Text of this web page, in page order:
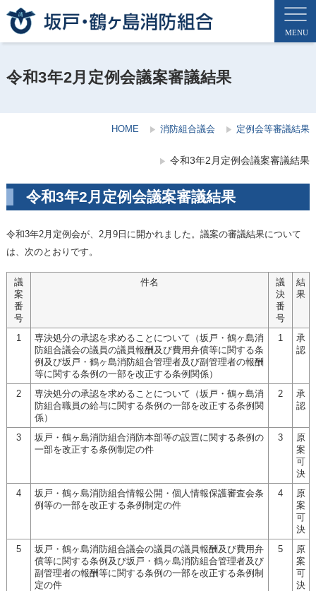
令和3年2月定例会議案審議結果
HOME 消防組合議会 定例会等審議結果
令和3年2月定例会議案審議結果
令和3年2月定例会議案審議結果
令和3年2月定例会が、2月9日に開かれました。議案の審議結果について
は、次のとおりです。
議
案
番
号
件名
議
決
番
号
結
果
1
専決処分の承認を求めることについて（坂戸・鶴ヶ島消
防組合議会の議員の議員報酬及び費用弁償等に関する条
例及び坂戸・鶴ヶ島消防組合管理者及び副管理者の報酬
等に関する条例の一部を改正する条例関係）
1
承
認
2
専決処分の承認を求めることについて（坂戸・鶴ヶ島消
防組合職員の給与に関する条例の一部を改正する条例関
係）
2
承
認
3
坂戸・鶴ヶ島消防組合消防本部等の設置に関する条例の
一部を改正する条例制定の件
3
原
案
可
決
4
坂戸・鶴ヶ島消防組合情報公開・個人情報保護審査会条
例等の一部を改正する条例制定の件
4
原
案
可
決
5
坂戸・鶴ヶ島消防組合議会の議員の議員報酬及び費用弁
償等に関する条例及び坂戸・鶴ヶ島消防組合管理者及び
副管理者の報酬等に関する条例の一部を改正する条例制
定の件
5
原
案
可
決